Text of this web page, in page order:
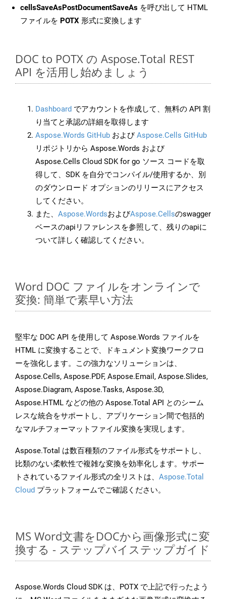
cellsSaveAsPostDocumentSaveAs を呼び出して HTML
ファイルを POTX 形式に変換します
DOC to POTX の Aspose.Total REST
API を活用し始めましょう
Dashboard でアカウントを作成して、無料の API 割
り当てと承認の詳細を取得します
Aspose.Words GitHub およびAspose.Cells GitHub
リポジトリから Aspose.Words および
Aspose.Cells Cloud SDK for go ソース コードを取
得して、SDK を自分でコンパイル/使用するか、別
のダウンロード オプションのリリースにアクセス
してください。
また、 Aspose.WordsおよびAspose.Cellsのswagger
ベースのapiリファレンスを参照して、残りのapiに
ついて詳しく確認してください。
Word DOC ファイルをオンラインで
変換: 簡単で素早い方法
堅牢な DOC API を使用して Aspose.Words ファイルを
HTML に変換することで、ドキュメント変換ワークフロ
ーを強化します。この強力なソリューションは、
Aspose.Cells, Aspose.PDF, Aspose.Email, Aspose.Slides,
Aspose.Diagram, Aspose.Tasks, Aspose.3D,
Aspose.HTML などの他の Aspose.Total API とのシーム
レスな統合をサポートし、アプリケーション間で包括的
なマルチフォーマットファイル変換を実現します。
Aspose.Total は数百種類のファイル形式をサポートし、
比類のない柔軟性で複雑な変換を効率化します。サポー
トされているファイル形式の全リストは、 Aspose.Total
Cloud プラットフォームでご確認ください。
MS Word文書をDOCから画像形式に変
換する - ステップバイステップガイド
Aspose.Words Cloud SDK は、POTX で上記で行ったよう